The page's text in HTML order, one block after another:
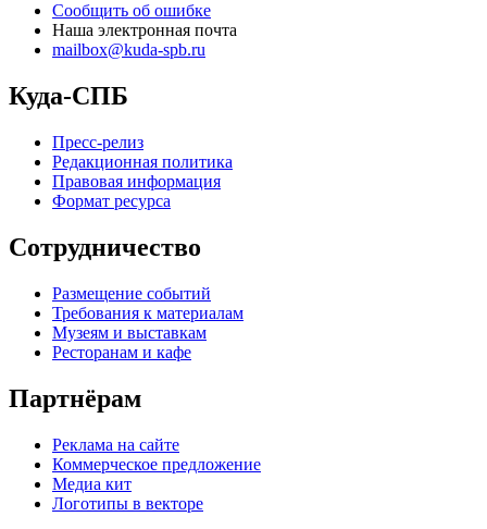
Сообщить об ошибке
Наша электронная почта
mailbox@kuda-spb.ru
Куда-СПБ
Пресс-релиз
Редакционная политика
Правовая информация
Формат ресурса
Сотрудничество
Размещение событий
Требования к материалам
Музеям и выставкам
Ресторанам и кафе
Партнёрам
Реклама на сайте
Коммерческое предложение
Медиа кит
Логотипы в векторе